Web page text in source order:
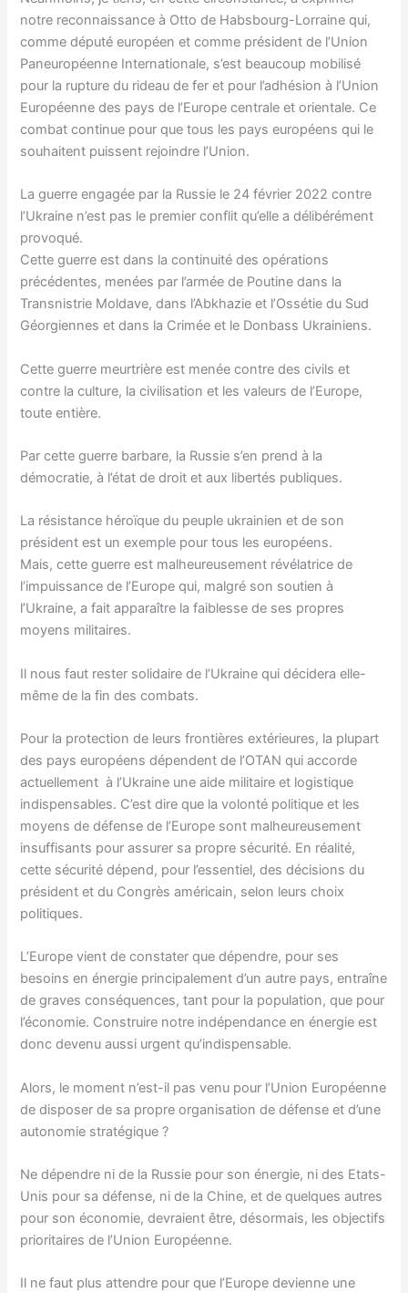
notre reconnaissance à Otto de Habsbourg-Lorraine qui,
comme député européen et comme président de l’Union
Paneuropéenne Internationale, s’est beaucoup mobilisé
pour la rupture du rideau de fer et pour l’adhésion à l’Union
Européenne des pays de l’Europe centrale et orientale. Ce
combat continue pour que tous les pays européens qui le
souhaitent puissent rejoindre l’Union.
La guerre engagée par la Russie le 24 février 2022 contre
l’Ukraine n’est pas le premier conflit qu’elle a délibérément
provoqué.
Cette guerre est dans la continuité des opérations
précédentes, menées par l’armée de Poutine dans la
Transnistrie Moldave, dans l’Abkhazie et l’Ossétie du Sud
Géorgiennes et dans la Crimée et le Donbass Ukrainiens.
Cette guerre meurtrière est menée contre des civils et
contre la culture, la civilisation et les valeurs de l’Europe,
toute entière.
Par cette guerre barbare, la Russie s’en prend à la
démocratie, à l’état de droit et aux libertés publiques.
La résistance héroïque du peuple ukrainien et de son
président est un exemple pour tous les européens.
Mais, cette guerre est malheureusement révélatrice de
l’impuissance de l’Europe qui, malgré son soutien à
l’Ukraine, a fait apparaître la faiblesse de ses propres
moyens militaires.
Il nous faut rester solidaire de l’Ukraine qui décidera elle-
même de la fin des combats.
Pour la protection de leurs frontières extérieures, la plupart
des pays européens dépendent de l’OTAN qui accorde
actuellement à l’Ukraine une aide militaire et logistique
indispensables. C’est dire que la volonté politique et les
moyens de défense de l’Europe sont malheureusement
insuffisants pour assurer sa propre sécurité. En réalité,
cette sécurité dépend, pour l’essentiel, des décisions du
président et du Congrès américain, selon leurs choix
politiques.
L’Europe vient de constater que dépendre, pour ses
besoins en énergie principalement d’un autre pays, entraîne
de graves conséquences, tant pour la population, que pour
l’économie. Construire notre indépendance en énergie est
donc devenu aussi urgent qu’indispensable.
Alors, le moment n’est-il pas venu pour l’Union Européenne
de disposer de sa propre organisation de défense et d’une
autonomie stratégique ?
Ne dépendre ni de la Russie pour son énergie, ni des Etats-
Unis pour sa défense, ni de la Chine, et de quelques autres
pour son économie, devraient être, désormais, les objectifs
prioritaires de l’Union Européenne.
Il ne faut plus attendre pour que l’Europe devienne une